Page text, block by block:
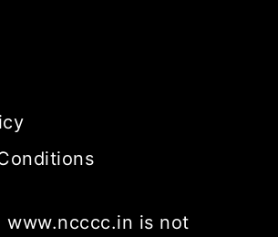
www.ncccc.in is not